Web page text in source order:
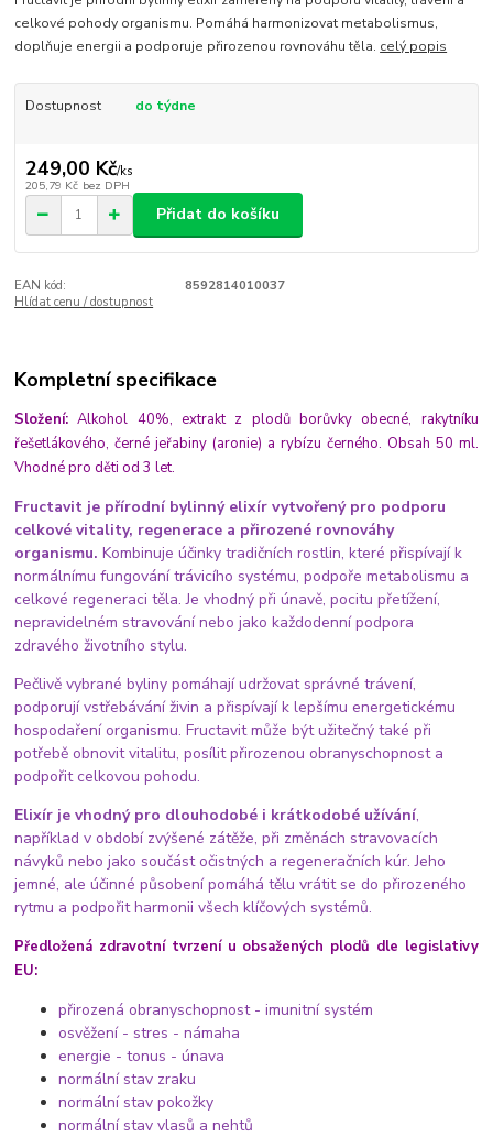
celkové pohody organismu. Pomáhá harmonizovat metabolismus,
doplňuje energii a podporuje přirozenou rovnováhu těla. celý popis
Dostupnost do týdne
249,00 Kč/ks
205,79 Kč bez DPH
Přidat do košíku
EAN kód:
8592814010037
Hlídat cenu / dostupnost
Kompletní specifikace
Složení: Alkohol 40%, extrakt z plodů borůvky obecné, rakytníku
řešetlákového, černé jeřabiny (aronie) a rybízu černého. Obsah 50 ml.
Vhodné pro děti od 3 let.
Fructavit je přírodní bylinný elixír vytvořený pro podporu
celkové vitality, regenerace a přirozené rovnováhy
organismu. Kombinuje účinky tradičních rostlin, které přispívají k
normálnímu fungování trávicího systému, podpoře metabolismu a
celkové regeneraci těla. Je vhodný při únavě, pocitu přetížení,
nepravidelném stravování nebo jako každodenní podpora
zdravého životního stylu.
Pečlivě vybrané byliny pomáhají udržovat správné trávení,
podporují vstřebávání živin a přispívají k lepšímu energetickému
hospodaření organismu. Fructavit může být užitečný také při
potřebě obnovit vitalitu, posílit přirozenou obranyschopnost a
podpořit celkovou pohodu.
Elixír je vhodný pro dlouhodobé i krátkodobé užívání,
například v období zvýšené zátěže, při změnách stravovacích
návyků nebo jako součást očistných a regeneračních kúr. Jeho
jemné, ale účinné působení pomáhá tělu vrátit se do přirozeného
rytmu a podpořit harmonii všech klíčových systémů.
Předložená zdravotní tvrzení u obsažených plodů dle legislativy
EU:
přirozená obranyschopnost - imunitní systém
osvěžení - stres - námaha
energie - tonus - únava
normální stav zraku
normální stav pokožky
normální stav vlasů a nehtů